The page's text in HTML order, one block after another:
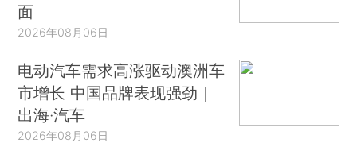
面
2026年08月06日
电动汽车需求高涨驱动澳洲车
市增长 中国品牌表现强劲｜
出海·汽车
2026年08月06日